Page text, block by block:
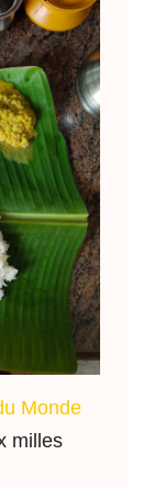
Monde
milles